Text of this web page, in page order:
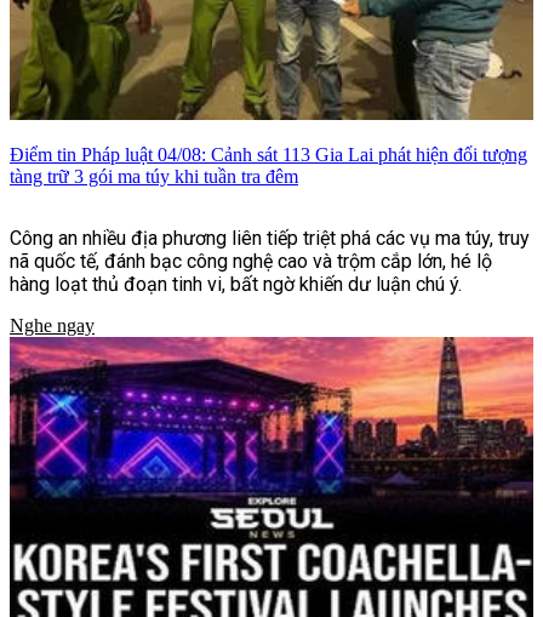
Điểm tin Pháp luật 04/08: Cảnh sát 113 Gia Lai phát hiện đối tượng
tàng trữ 3 gói ma túy khi tuần tra đêm
Công an nhiều địa phương liên tiếp triệt phá các vụ ma túy, truy
nã quốc tế, đánh bạc công nghệ cao và trộm cắp lớn, hé lộ
hàng loạt thủ đoạn tinh vi, bất ngờ khiến dư luận chú ý.
Nghe ngay